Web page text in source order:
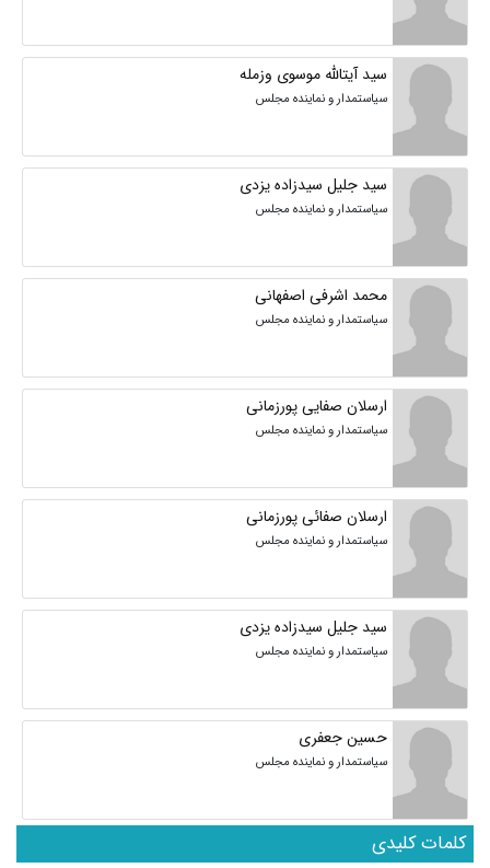
سید آیتالله موسوی وزمله
سیاستمدار و نماینده مجلس
سید جلیل سیدزاده یزدی
سیاستمدار و نماینده مجلس
محمد اشرفی اصفهانی
سیاستمدار و نماینده مجلس
ارسلان صفایی پورزمانی
سیاستمدار و نماینده مجلس
ارسلان صفائی پورزمانی
سیاستمدار و نماینده مجلس
سید جلیل سیدزاده یزدی
سیاستمدار و نماینده مجلس
حسین جعفری
سیاستمدار و نماینده مجلس
کلمات کلیدی